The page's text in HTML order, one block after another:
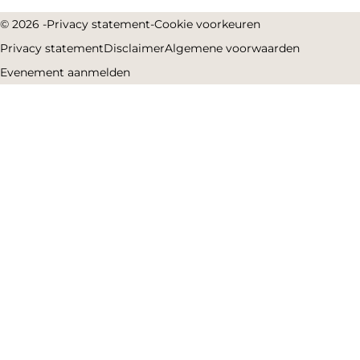
© 2026 -Privacy statement-Cookie voorkeuren
Privacy statementDisclaimerAlgemene voorwaarden
Evenement aanmelden